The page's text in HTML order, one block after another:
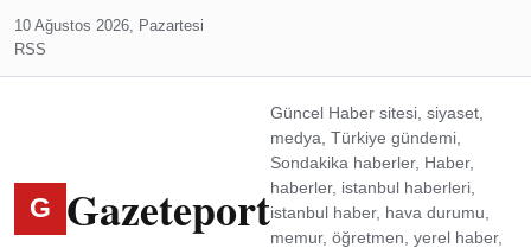
10 Ağustos 2026, Pazartesi
RSS
G Gazeteport
Güncel Haber sitesi, siyaset,
medya, Türkiye gündemi,
Sondakika haberler, Haber,
haberler, istanbul haberleri,
istanbul haber, hava durumu,
memur, öğretmen, yerel haber,